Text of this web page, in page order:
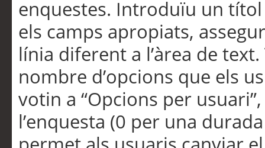
enquestes. Introduïu un
els camps apropiats,
línia diferent a l’àrea de
nombre d’opcions que els
votin a “Opcions per
l’enquesta (0 per una